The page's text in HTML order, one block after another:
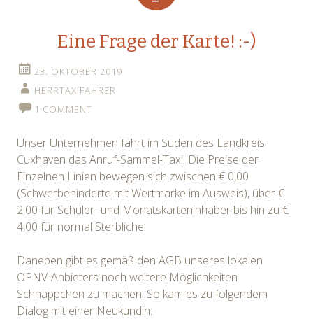
Eine Frage der Karte! :-)
23. OKTOBER 2019
HERRTAXIFAHRER
1 COMMENT
Unser Unternehmen fährt im Süden des Landkreis
Cuxhaven das Anruf-Sammel-Taxi. Die Preise der
Einzelnen Linien bewegen sich zwischen € 0,00
(Schwerbehinderte mit Wertmarke im Ausweis), über €
2,00 für Schüler- und Monatskarteninhaber bis hin zu €
4,00 für normal Sterbliche.
Daneben gibt es gemäß den AGB unseres lokalen
ÖPNV-Anbieters noch weitere Möglichkeiten
Schnäppchen zu machen. So kam es zu folgendem
Dialog mit einer Neukundin: